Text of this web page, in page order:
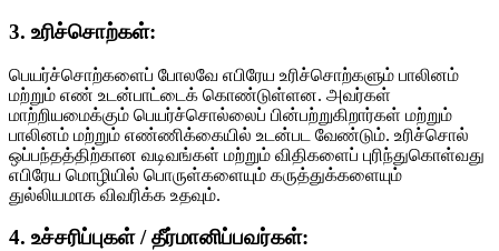
3. உரிச்சொற்கள்:
பெயர்ச்சொற்களைப் போலவே எபிரேய உரிச்சொற்களும் பாலினம்
மற்றும் எண் உடன்பாட்டைக் கொண்டுள்ளன. அவர்கள்
மாற்றியமைக்கும் பெயர்ச்சொல்லைப் பின்பற்றுகிறார்கள் மற்றும்
பாலினம் மற்றும் எண்ணிக்கையில் உடன்பட வேண்டும். உரிச்சொல்
ஒப்பந்தத்திற்கான வடிவங்கள் மற்றும் விதிகளைப் புரிந்துகொள்வது
எபிரேய மொழியில் பொருள்களையும் கருத்துக்களையும்
துல்லியமாக விவரிக்க உதவும்.
4. உச்சரிப்புகள் / தீர்மானிப்பவர்கள்: